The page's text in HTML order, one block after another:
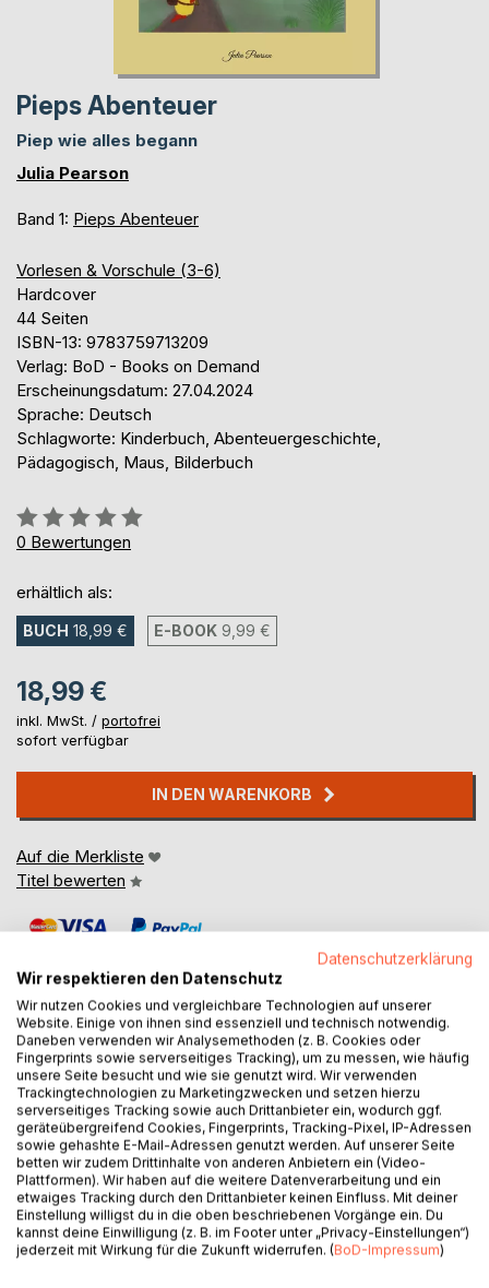
Pieps Abenteuer
Piep wie alles begann
Julia Pearson
Band 1: Pieps Abenteuer
Vorlesen & Vorschule (3-6)
Hardcover
44 Seiten
ISBN-13: 9783759713209
Verlag: BoD - Books on Demand
Erscheinungsdatum: 27.04.2024
Sprache: Deutsch
Schlagworte: Kinderbuch, Abenteuergeschichte,
Pädagogisch, Maus, Bilderbuch
Bewertung::
0%
0 Bewertungen
erhältlich als:
BUCH 18,99 € E-BOOK 9,99 €
18,99 €
inkl. MwSt. / portofrei
sofort verfügbar
IN DEN WARENKORB
Auf die Merkliste
Titel bewerten
BESCHREIBUNG
Die kleine Kuscheltier Maus Piep, wird unfreiwillig von Ihrer
Besitzerin und besten Freundin Luisa getrennt. Um zu Ihr
zurück zu finden muss Piep viel Mut beweisen und erlebt
ein großes Abenteuer.
AUTOR/IN
Datenschutzerklärung
Wir respektieren den Datenschutz
Wir nutzen Cookies und vergleichbare Technologien auf unserer
Website. Einige von ihnen sind essenziell und technisch notwendig.
Daneben verwenden wir Analysemethoden (z. B. Cookies oder
Fingerprints sowie serverseitiges Tracking), um zu messen, wie häufig
unsere Seite besucht und wie sie genutzt wird. Wir verwenden
Trackingtechnologien zu Marketingzwecken und setzen hierzu
serverseitiges Tracking sowie auch Drittanbieter ein, wodurch ggf.
geräteübergreifend Cookies, Fingerprints, Tracking-Pixel, IP-Adressen
sowie gehashte E-Mail-Adressen genutzt werden. Auf unserer Seite
betten wir zudem Drittinhalte von anderen Anbietern ein (Video-
Plattformen). Wir haben auf die weitere Datenverarbeitung und ein
etwaiges Tracking durch den Drittanbieter keinen Einfluss. Mit deiner
Einstellung willigst du in die oben beschriebenen Vorgänge ein. Du
kannst deine Einwilligung (z. B. im Footer unter „Privacy-Einstellungen“)
jederzeit mit Wirkung für die Zukunft widerrufen. (BoD-Impressum)